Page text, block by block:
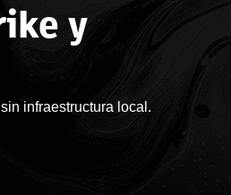
y
infraestructura local.